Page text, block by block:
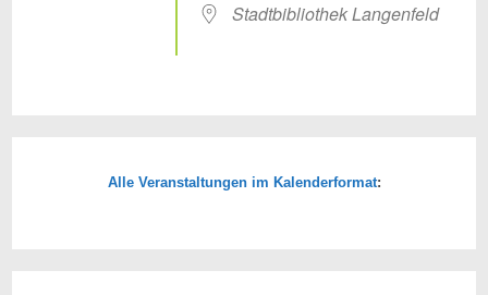
Stadtbibliothek Langenfeld
Alle Veranstaltungen im Kalenderformat: